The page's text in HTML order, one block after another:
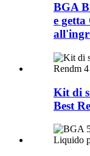
BGA
e
Kit di
Best